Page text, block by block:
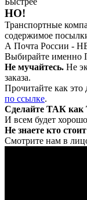
НО!
Транспортные
содержимое
А Почта России -
Выбирайте именно
Не мучайтесь. Не
заказа.
Прочитайте как это
по ссылке.
Сделайте ТАК
И всем будет
Не знаете кто
Смотрите нам в